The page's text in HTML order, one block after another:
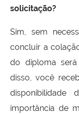
solicitação?
Sim, sem
concluir a
do diploma será
disso, você
disponibilidade
importância de